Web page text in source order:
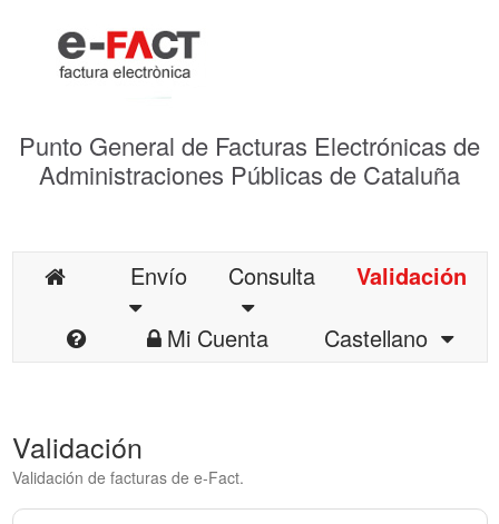
Punto General de Facturas Electrónicas de
Administraciones Públicas de Cataluña
Envío Consulta
Validación
Mi Cuenta
Castellano
Validación
Validación de facturas de e-Fact.